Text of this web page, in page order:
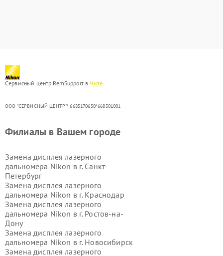
Сервисный центр RemSupport в Чите
ООО "СЕРВИСНЫЙ ЦЕНТР"* 6685170650*668501001
Филиалы в Вашем городе
Замена дисплея лазерного
дальномера Nikon в г. Санкт-
Петербург
Замена дисплея лазерного
дальномера Nikon в г. Краснодар
Замена дисплея лазерного
дальномера Nikon в г. Ростов-на-
Дону
Замена дисплея лазерного
дальномера Nikon в г. Новосибирск
Замена дисплея лазерного